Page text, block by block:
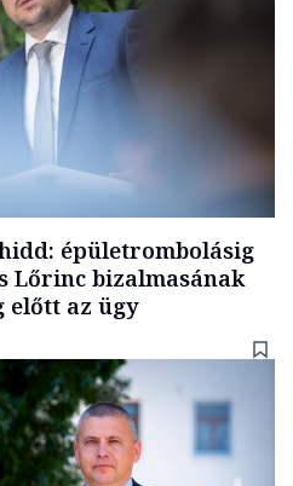
épületrombolásig
Lőrinc bizalmasának
előtt az ügy